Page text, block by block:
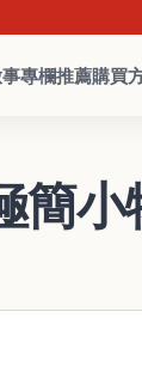
專欄推薦購買
簡小